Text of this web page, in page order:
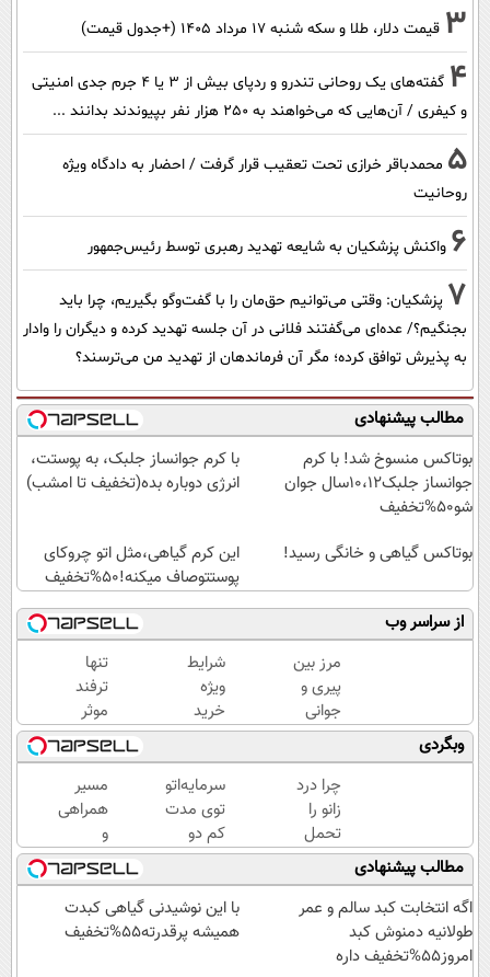
3 قیمت دلار، طلا و سکه شنبه ۱۷ مرداد ۱۴۰۵ (+جدول قیمت)
4
گفته‌های یک روحانی تندرو و ردپای بیش از ۳ یا ۴ جرم جدی امنیتی
و کیفری / آن‌هایی که می‌خواهند به ۲۵۰ هزار نفر بپیوندند بدانند ...
5 محمدباقر خرازی تحت تعقیب قرار گرفت / احضار به دادگاه ویژه
روحانیت
6 واکنش پزشکیان به شایعه تهدید رهبری توسط رئیس‌جمهور
7 پزشکیان: وقتی می‌توانیم حق‌مان را با گفت‌وگو بگیریم، چرا باید
بجنگیم؟/ عده‌ای می‌گفتند فلانی در آن جلسه تهدید کرده و دیگران را وادار
به پذیرش توافق کرده؛ مگر آن فرماندهان از تهدید من می‌ترسند؟
مطالب پیشنهادی
بوتاکس منسوخ شد! با کرم
جوانساز جلبک10،12سال جوان
شو50%تخفیف
با کرم جوانساز جلبک، به پوستت،
انرژی دوباره بده(تخفیف تا امشب)
بوتاکس گیاهی و خانگی رسید!
این کرم گیاهی،مثل اتو چروکای
پوستتوصاف میکنه!50%تخفیف
از سراسر وب
مرز بین
پیری و
جوانی
پوستت
کرم
ضدچروک
جلبکه!40%تخفیف
شرایط
ویژه
خرید
کرم
بوتاکس
گیاهی
تا پایان
امشب!
تنها
ترفند
موثر
رفع
چروک
پوست،
همین
کرم
آلمانیه
(45%
تخفیف)
وبگردی
چرا درد
زانو را
تحمل
می‌کنی؟
خیلی
ساده
درمانش
سرمایه‌اتو
توی مدت
کم دو
برابر کن!
(جشنواره
ویژه
زاگرس)
مسیر
همراهی
و
گزارش
عملکرد
گروه
اسنپ
مطالب پیشنهادی
اگه انتخابت کبد سالم و عمر
طولانیه دمنوش کبد
امروز55%تخفیف داره
با این نوشیدنی گیاهی کبدت
همیشه پرقدرته55%تخفیف